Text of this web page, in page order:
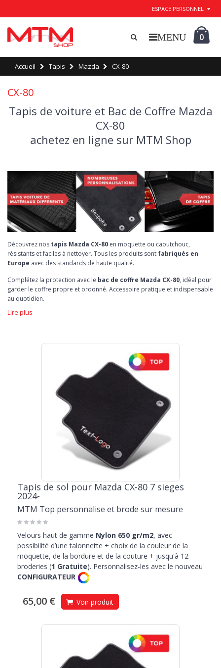
ESPACE PERSONNEL
0
Accueil Tapis Mazda CX-80
CX-80
Tapis de voiture et Bac de Coffre Mazda
CX-80
achetez en ligne sur MTM Shop
Découvrez nos tapis Mazda CX-80 en moquette ou caoutchouc,
résistants et faciles à nettoyer. Tous les produits sont fabriqués en
Europe avec des standards de haute qualité.
Complétez la protection avec le bac de coffre Mazda CX-80, idéal pour
garder le coffre propre et ordonné. Accessoire pratique et indispensable
au quotidien.
Lire plus
Tapis de sol pour Mazda CX-80 7 sieges
2024-
MTM Top personnalise et brode sur mesure
Velours haut de gamme Nylon 650 gr/m2, avec
possibilité d’une talonnette + choix de la couleur de la
moquette, de la bordure et de la couture + jusqu'à 12
broderies (1 Gratuite). Personnalisez-les avec le nouveau
CONFIGURATEUR
65,00 € Voir produit